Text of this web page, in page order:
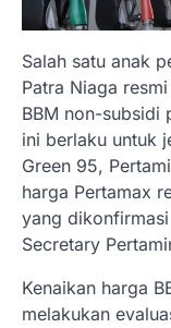
Salah satu anak
Patra Niaga
BBM non-subsidi
ini berlaku untuk
Green 95,
harga Pertamax
yang
Secretary
Kenaikan harga
melakukan